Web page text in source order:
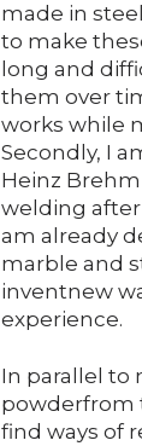
made in
to make
long and
them over
works while
Secondly, I
Heinz
welding after
am already
marble and
inventnew
experience.
In parallel to
powderfrom
find ways of